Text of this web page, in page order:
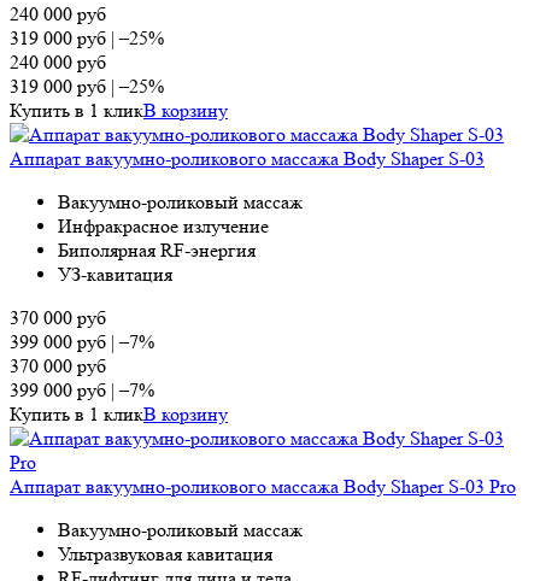
240 000 руб
319 000 руб |–25%
240 000 руб
319 000 руб |–25%
Купить в 1 кликВ корзину
Аппарат вакуумно-роликового массажа Body Shaper S-03
Вакуумно-роликовый массаж
Инфракрасное излучение
Биполярная RF-энергия
УЗ-кавитация
370 000 руб
399 000 руб |–7%
370 000 руб
399 000 руб |–7%
Купить в 1 кликВ корзину
Аппарат вакуумно-роликового массажа Body Shaper S-03 Pro
Вакуумно-роликовый массаж
Ультразвуковая кавитация